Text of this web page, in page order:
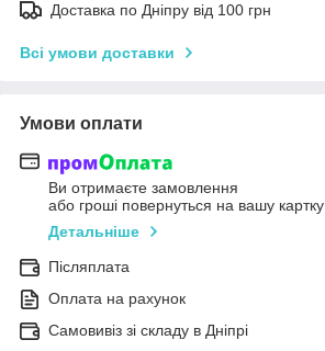
Доставка по Дніпру від 100 грн
Всі умови доставки
Умови оплати
Ви отримаєте замовлення
або гроші повернуться на вашу картку
Детальніше
Післяплата
Оплата на рахунок
Самовивіз зі складу в Дніпрі